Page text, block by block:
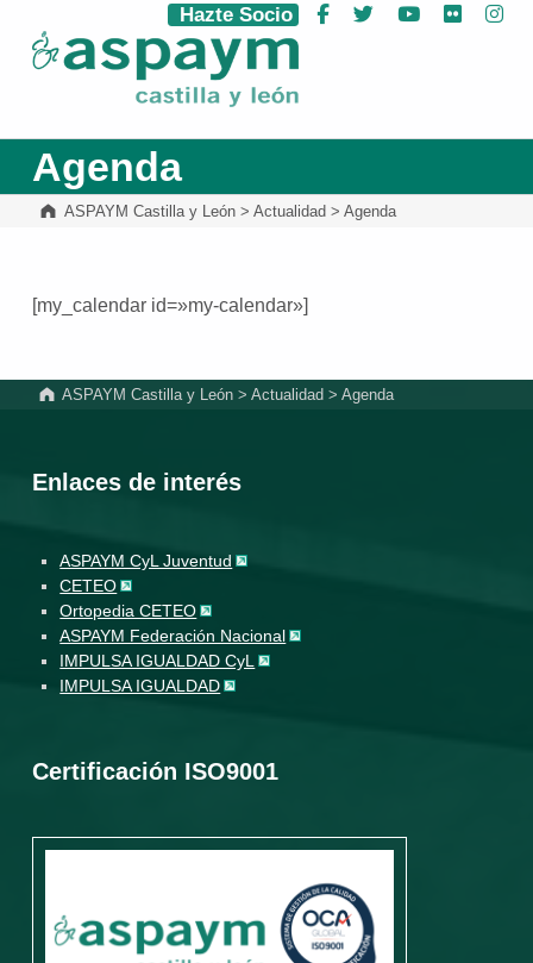
ASPAYM Castilla y León
Hazte Socio Facebook
Twitter YouTube
Flickr
Agenda
ASPAYM Castilla y León> Actualidad > Agenda
[my_calendar id=»my-calendar»]
ASPAYM Castilla y León >Actualidad >Agenda
Enlaces de interés
ASPAYM CyL Juventud
CETEO
Ortopedia CETEO
ASPAYM Federación Nacional
IMPULSA IGUALDAD CyL
IMPULSA IGUALDAD
Certificación ISO9001